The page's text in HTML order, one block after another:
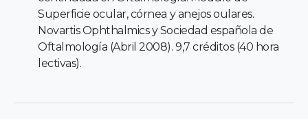
Superficie ocular, córnea y anejos oulares.
Novartis Ophthalmics y Sociedad española de
Oftalmología (Abril 2008). 9,7 créditos (40 hora
lectivas).